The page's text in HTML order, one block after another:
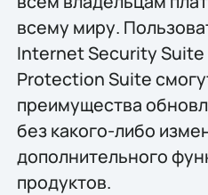
всему миру.
Internet Security Suite
Protection Suite
преимущества
без какого-либо
дополнительного
продуктов.